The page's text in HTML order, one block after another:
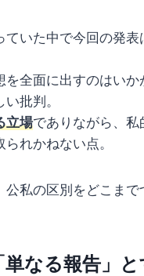
ていた中で今回の発
を全面に出すのはい
批判。
立場でありながら、
れかねない点。
公私の区別をどこま
単なる報告」